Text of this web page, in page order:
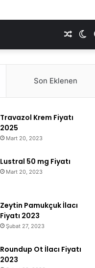
Son Eklenen
Travazol Krem Fiyatı
2025
Mart 20, 2023
Lustral 50 mg Fiyatı
Mart 20, 2023
Zeytin Pamukçuk İlacı
Fiyatı 2023
Şubat 27, 2023
Roundup Ot İlacı Fiyatı
2023